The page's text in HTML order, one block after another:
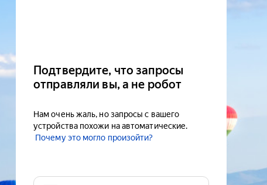
Подтвердите, что запросы
отправляли вы, а не робот
Нам очень жаль, но запросы с вашего
устройства похожи на автоматические.
Почему это могло произойти?